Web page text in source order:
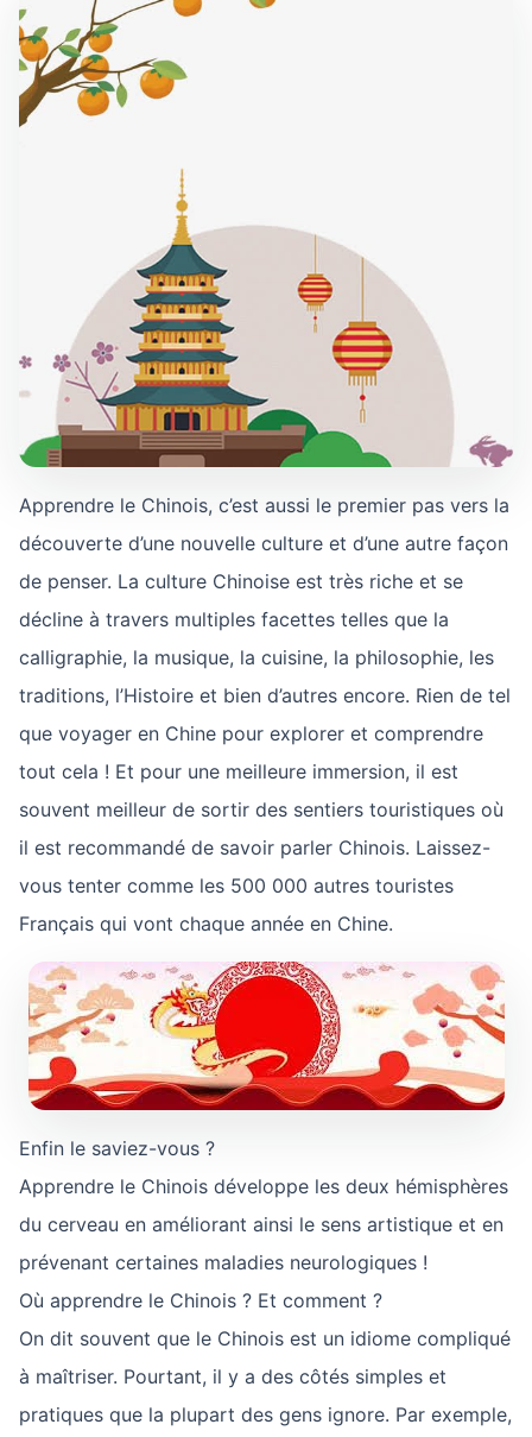
Apprendre le Chinois, c’est aussi le premier pas vers la
découverte d’une nouvelle culture et d’une autre façon
de penser. La culture Chinoise est très riche et se
décline à travers multiples facettes telles que la
calligraphie, la musique, la cuisine, la philosophie, les
traditions, l’Histoire et bien d’autres encore. Rien de tel
que voyager en Chine pour explorer et comprendre
tout cela ! Et pour une meilleure immersion, il est
souvent meilleur de sortir des sentiers touristiques où
il est recommandé de savoir parler Chinois. Laissez-
vous tenter comme les 500 000 autres touristes
Français qui vont chaque année en Chine.
Enfin le saviez-vous ?
Apprendre le Chinois développe les deux hémisphères
du cerveau en améliorant ainsi le sens artistique et en
prévenant certaines maladies neurologiques !
Où apprendre le Chinois ? Et comment ?
On dit souvent que le Chinois est un idiome compliqué
à maîtriser. Pourtant, il y a des côtés simples et
pratiques que la plupart des gens ignore. Par exemple,